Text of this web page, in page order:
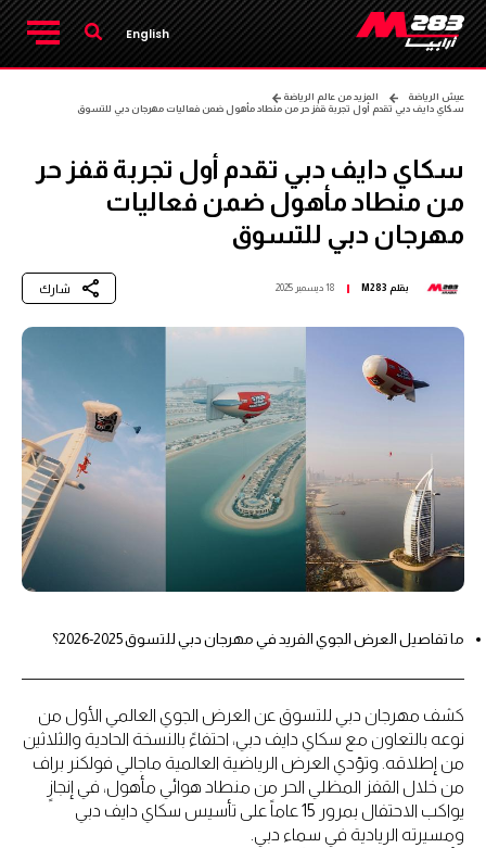
English
عيش الرياضة
المزيد من عالم الرياضة
سكاي دايف دبي تقدم أول تجربة قفز حر من منطاد مأهول ضمن فعاليات مهرجان دبي للتسوق
سكاي دايف دبي تقدم أول تجربة قفز حر
من منطاد مأهول ضمن فعاليات
مهرجان دبي للتسوق
بقلم M283 18 ديسمبر 2025 شارك
ما تفاصيل العرض الجوي الفريد في مهرجان دبي للتسوق 2025-2026؟
كشف مهرجان دبي للتسوق عن العرض الجوي العالمي الأول من
نوعه بالتعاون مع سكاي دايف دبي، احتفاءً بالنسخة الحادية والثلاثين
من إطلاقه. وتؤدي العرض الرياضية العالمية ماجالي فولكنر براف
من خلال القفز المظلي الحر من منطاد هوائي مأهول، في إنجازٍ
يواكب الاحتفال بمرور 15 عاماً على تأسيس سكاي دايف دبي
ومسيرته الريادية في سماء دبي.